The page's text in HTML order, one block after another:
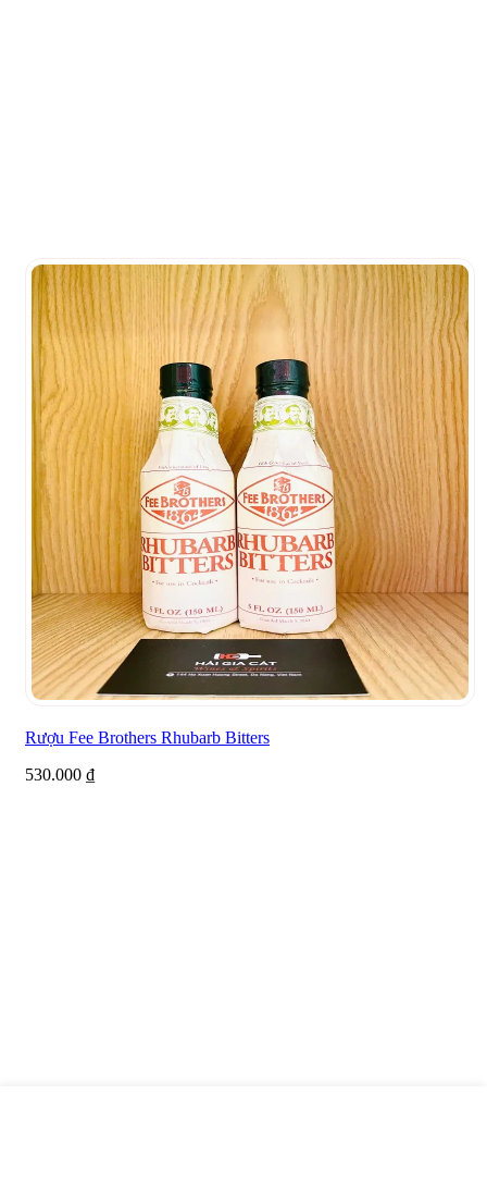
Rượu Fee Brothers Rhubarb Bitters
530.000 ₫